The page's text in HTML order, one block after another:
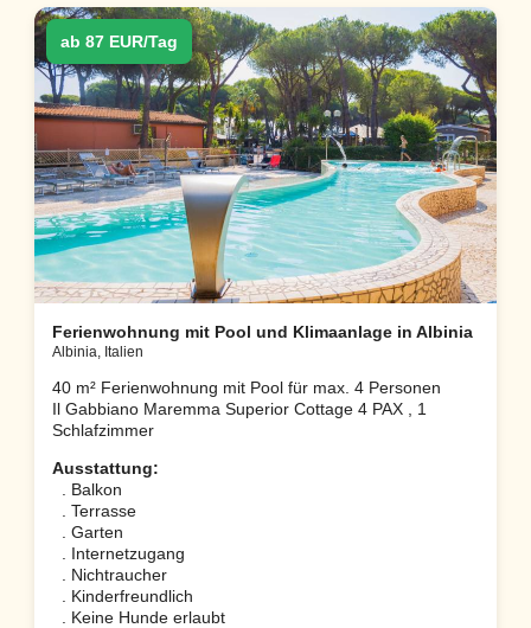
ab 87 EUR/Tag
Ferienwohnung mit Pool und Klimaanlage in Albinia
Albinia, Italien
40 m² Ferienwohnung mit Pool für max. 4 Personen
Il Gabbiano Maremma Superior Cottage 4 PAX , 1
Schlafzimmer
Ausstattung:
. Balkon
. Terrasse
. Garten
. Internetzugang
. Nichtraucher
. Kinderfreundlich
. Keine Hunde erlaubt